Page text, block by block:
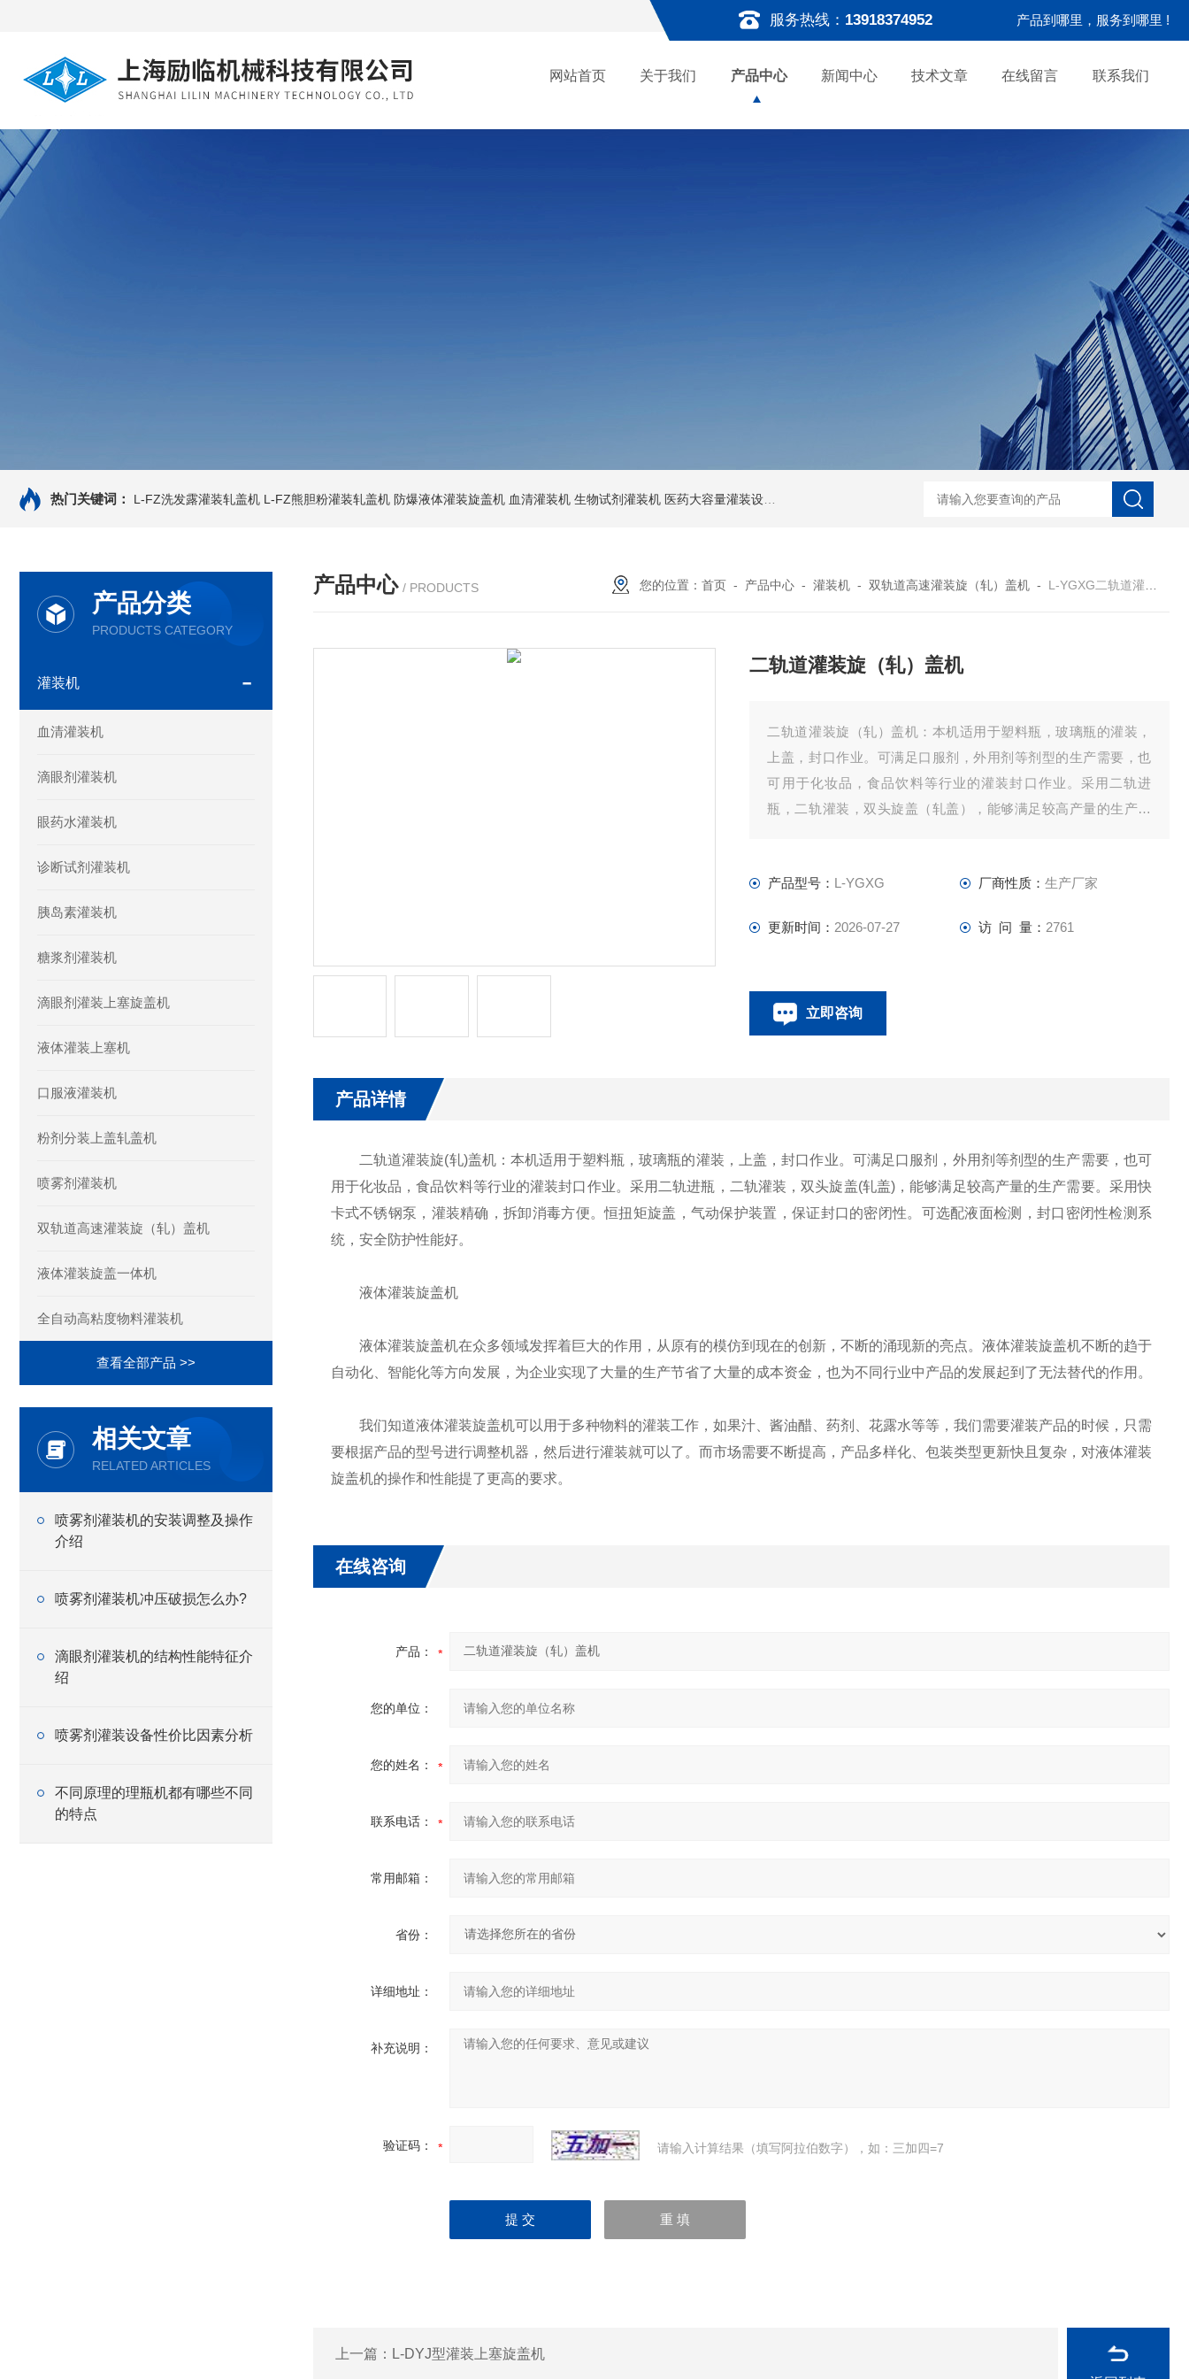
服务热线： 13918374952 产品到哪里，服务到哪里 !
网站首页 关于我们 产品中心 新闻中心 技术文章 在线留言 联系我们
热门关键词： L-FZ洗发露灌装轧盖机 L-FZ熊胆粉灌装轧盖机 防爆液体灌装旋盖机 血清灌装机 生物试剂灌装机 医药大容量灌装设备 节能型口服液联动生产线 洗、烘、灌、封联动生产线 对开门干燥灭菌烘箱
产品分类
PRODUCTS CATEGORY
灌装机
血清灌装机
滴眼剂灌装机
眼药水灌装机
诊断试剂灌装机
胰岛素灌装机
糖浆剂灌装机
滴眼剂灌装上塞旋盖机
液体灌装上塞机
口服液灌装机
粉剂分装上盖轧盖机
喷雾剂灌装机
双轨道高速灌装旋（轧）盖机
液体灌装旋盖一体机
全自动高粘度物料灌装机
查看全部产品 >>
相关文章
RELATED ARTICLES
喷雾剂灌装机的安装调整及操作
介绍
喷雾剂灌装机冲压破损怎么办?
滴眼剂灌装机的结构性能特征介
绍
喷雾剂灌装设备性价比因素分析
不同原理的理瓶机都有哪些不同
的特点
产品中心 / PRODUCTS 您的位置：首页 - 产品中心 -灌装机 -双轨道高速灌装旋（轧）盖机 - L-YGXG二轨道灌装旋（轧）盖机
二轨道灌装旋（轧）盖机
二轨道灌装旋（轧）盖机：本机适用于塑料瓶，玻璃瓶的灌装，
上盖，封口作业。可满足口服剂，外用剂等剂型的生产需要，也
可用于化妆品，食品饮料等行业的灌装封口作业。采用二轨进
瓶，二轨灌装，双头旋盖（轧盖），能够满足较高产量的生产需
产品型号： L-YGXG 厂商性质： 生产厂家
更新时间： 2026-07-27 访 问 量： 2761
立即咨询
产品详情
二轨道灌装旋(轧)盖机：本机适用于塑料瓶，玻璃瓶的灌装，上盖，封口作业。可满足口服剂，外用剂等剂型的生产需要，也可
用于化妆品，食品饮料等行业的灌装封口作业。采用二轨进瓶，二轨灌装，双头旋盖(轧盖)，能够满足较高产量的生产需要。采用快
卡式不锈钢泵，灌装精确，拆卸消毒方便。恒扭矩旋盖，气动保护装置，保证封口的密闭性。可选配液面检测，封口密闭性检测系
统，安全防护性能好。
液体灌装旋盖机
液体灌装旋盖机在众多领域发挥着巨大的作用，从原有的模仿到现在的创新，不断的涌现新的亮点。液体灌装旋盖机不断的趋于
自动化、智能化等方向发展，为企业实现了大量的生产节省了大量的成本资金，也为不同行业中产品的发展起到了无法替代的作用。
我们知道液体灌装旋盖机可以用于多种物料的灌装工作，如果汁、酱油醋、药剂、花露水等等，我们需要灌装产品的时候，只需
要根据产品的型号进行调整机器，然后进行灌装就可以了。而市场需要不断提高，产品多样化、包装类型更新快且复杂，对液体灌装
旋盖机的操作和性能提了更高的要求。
在线咨询
产品：
您的单位：
您的姓名：
联系电话：
常用邮箱：
省份：
详细地址：
补充说明：
验证码： 请输入计算结果（填写阿拉伯数字），如：三加四=7
上一篇： L-DYJ型灌装上塞旋盖机